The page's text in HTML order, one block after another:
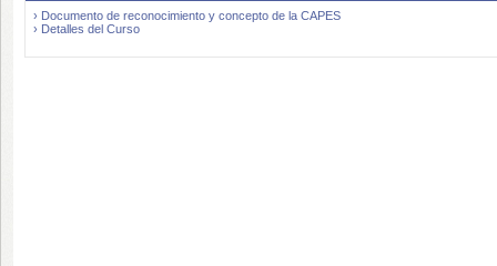
› Documento de reconocimiento y concepto de la CAPES
› Detalles del Curso